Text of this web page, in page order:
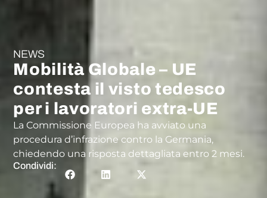
NEWS
Mobilità Globale – UE
contesta il visto tedesco
per i lavoratori extra-UE
La Commissione Europea ha avviato una
procedura d’infrazione contro la Germania,
chiedendo una risposta dettagliata entro 2 mesi.
Condividi: